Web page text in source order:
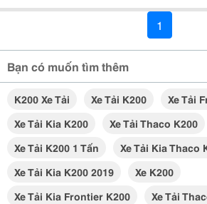
1
Bạn có muốn tìm thêm
K200 Xe Tải Xe Tải K200
Xe Tải
Xe Tải Kia K200
Xe Tải Thaco K200
Xe Tải K200 1 Tấn
Xe Tải Kia Thaco
Xe Tải Kia K200 2019
Xe K200
Xe Tải Kia Frontier K200
Xe Tải